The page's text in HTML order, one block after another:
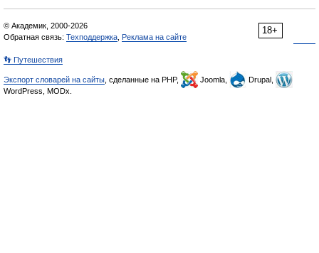
18+
© Академик, 2000-2026
Обратная связь: Техподдержка Реклама на сайте
👣 Путешествия
Экспорт словарей на сайты , сделанные на PHP, Joomla,
Drupal,
WordPress, MODx.